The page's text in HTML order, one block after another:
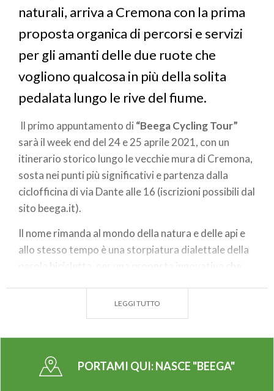
naturali, arriva a Cremona con la prima
proposta organica di percorsi e servizi
per gli amanti delle due ruote che
vogliono qualcosa in più della solita
pedalata lungo le rive del fiume.
Il primo appuntamento di “Beega Cycling Tour”
sarà il week end del 24 e 25 aprile 2021, con un
itinerario storico lungo le vecchie mura di Cremona,
sosta nei punti più significativi e partenza dalla
ciclofficina di via Dante alle 16 (iscrizioni possibili dal
sito beega.it).
Il nome rimanda al mondo della natura e delle api e
allo stesso tempo è una storpiatura dialettale della
parola bicicletta, per una proposta innovativa che
(agenzia Viaggi Nobile e Associazione di guide
turistiche CrArT), Cooperativa Cosper, gestore
collaborazione con tecnici e cittadini appassionati di
LEGGI TUTTO
PORTAMI QUI:NASCE "BEEGA"